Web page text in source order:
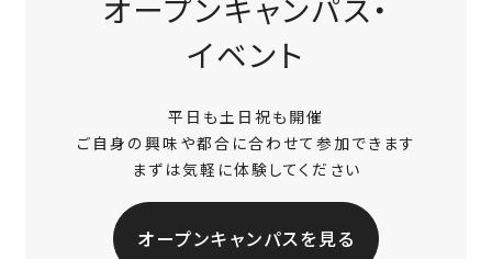
イベント
平日も土日祝も開催
ご自身の興味や都合に合わせて参加できます
まずは気軽に体験してください
オープンキャンパスを見る